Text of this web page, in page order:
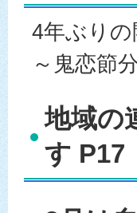
4年ぶりの
～鬼恋節
地域の
す P17